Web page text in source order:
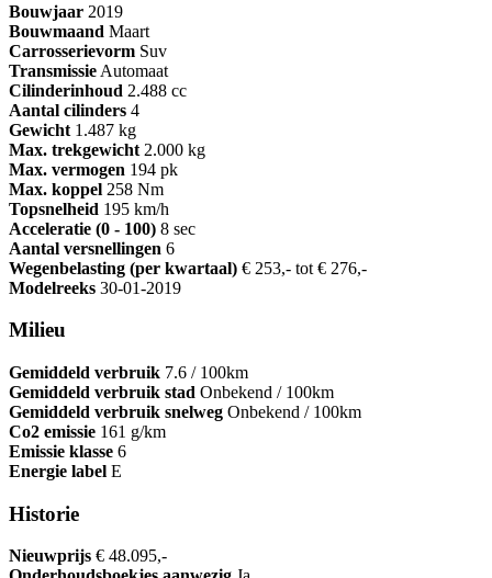
Bouwjaar 2019
Bouwmaand Maart
Carrosserievorm Suv
Transmissie Automaat
Cilinderinhoud 2.488 cc
Aantal cilinders 4
Gewicht 1.487 kg
Max. trekgewicht 2.000 kg
Max. vermogen 194 pk
Max. koppel 258 Nm
Topsnelheid 195 km/h
Acceleratie (0 - 100) 8 sec
Aantal versnellingen 6
Wegenbelasting (per kwartaal) € 253,- tot € 276,-
Modelreeks 30-01-2019
Milieu
Gemiddeld verbruik 7.6 / 100km
Gemiddeld verbruik stad Onbekend / 100km
Gemiddeld verbruik snelweg Onbekend / 100km
Co2 emissie 161 g/km
Emissie klasse 6
Energie label E
Historie
Nieuwprijs € 48.095,-